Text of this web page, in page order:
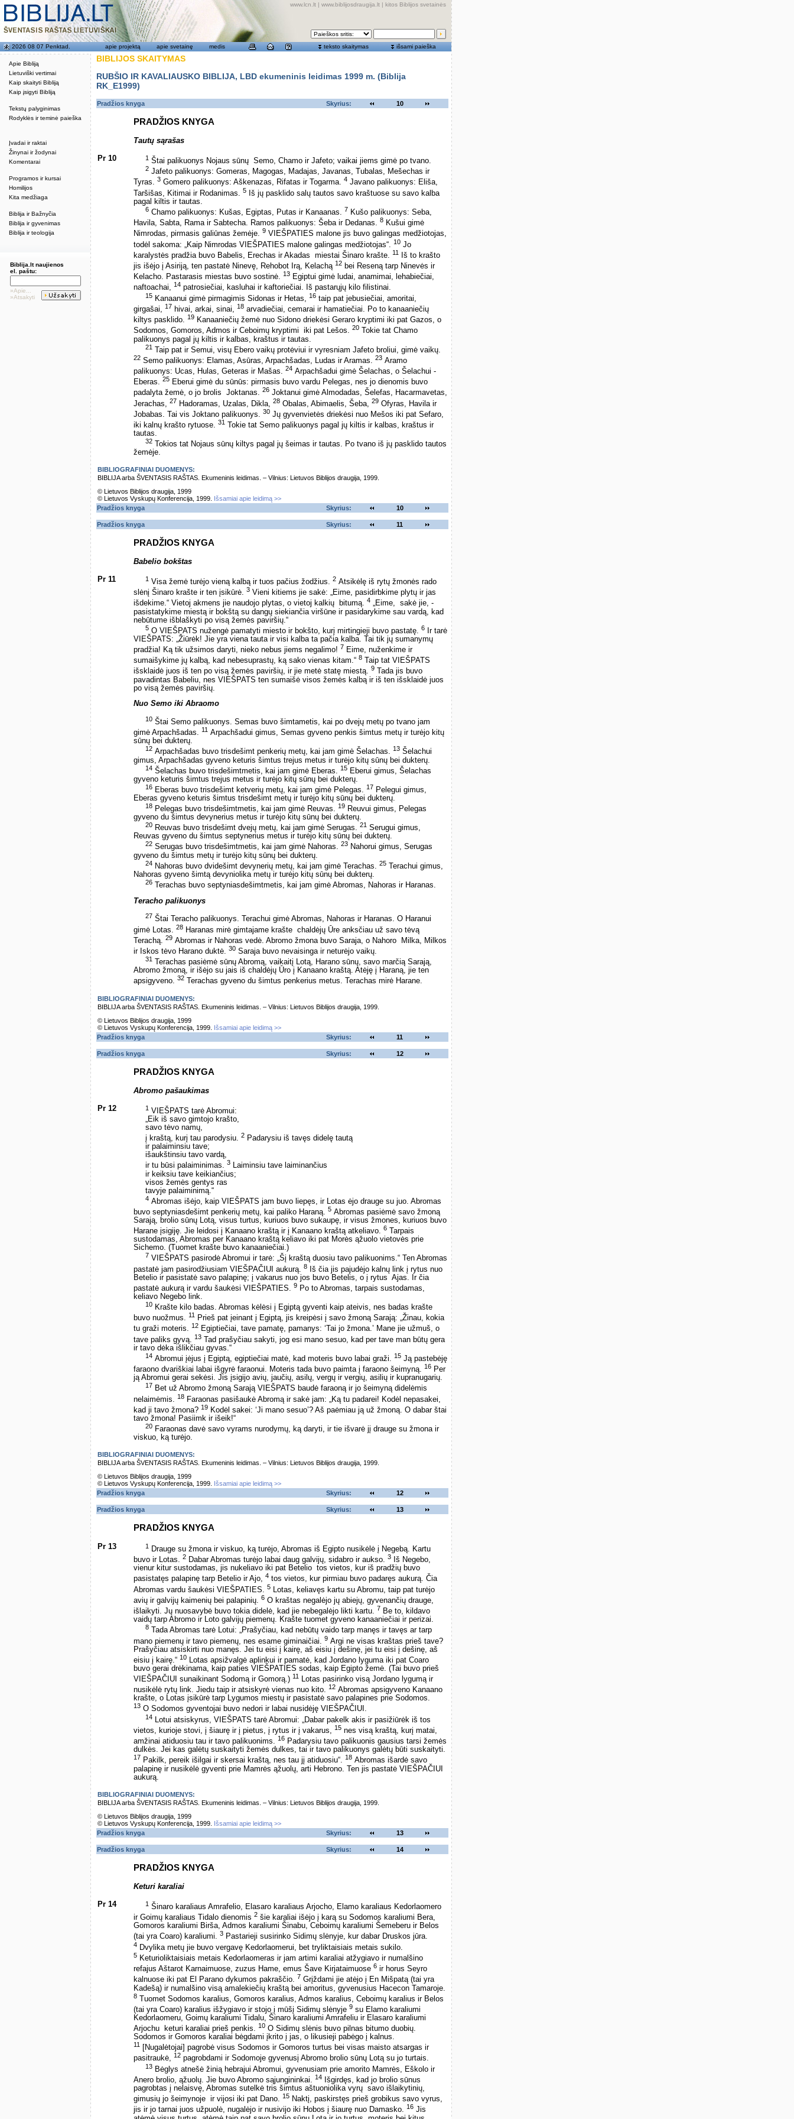
Apie Bibliją
Lietuviški vertimai
Kaip skaityti Bibliją
Kaip įsigyti Bibliją
Tekstų palyginimas
Rodyklės ir teminė paieška
Įvadai ir raktai
Žinynai ir žodynai
Komentarai
Programos ir kursai
Homilijos
Kita medžiaga
Biblija ir Bažnyčia
Biblija ir gyvenimas
Biblija ir teologija
www.lcn.lt | www.biblijosdraugija.lt | kitos Biblijos svetainės
2026 08 07 Penktad. apie projektą apie svetainę medis teksto skaitymas išsami paieška
Biblija.lt naujienos
el. paštu:
»Apie...
»Atsakyti
BIBLIJOS SKAITYMAS
RUBŠIO IR KAVALIAUSKO BIBLIJA, LBD ekumeninis leidimas 1999 m. (Biblija
RK_E1999)
Pradžios knyga Skyrius: 10
PRADŽIOS KNYGA
Tautų sąrašas
Pr 10 1 Štai palikuonys Nojaus sūnų ­ Semo, Chamo ir Jafeto; vaikai jiems gimė po tvano.
2 Jafeto palikuonys: Gomeras, Magogas, Madajas, Javanas, Tubalas, Mešechas ir
Tyras. 3 Gomero palikuonys: Aškenazas, Rifatas ir Togarma. 4 Javano palikuonys: Eliša,
Taršišas, Kitimai ir Rodanimas. 5 Iš jų pasklido salų tautos savo kraštuose su savo kalba
pagal kiltis ir tautas.
6 Chamo palikuonys: Kušas, Egiptas, Putas ir Kanaanas. 7 Kušo palikuonys: Seba,
Havila, Sabta, Rama ir Sabtecha. Ramos palikuonys: Šeba ir Dedanas. 8 Kušui gimė
Nimrodas, pirmasis galiūnas žemėje. 9 VIEŠPATIES malone jis buvo galingas medžiotojas,
todėl sakoma: „Kaip Nimrodas VIEŠPATIES malone galingas medžiotojas“.
10 Jo
karalystės pradžia buvo Babelis, Erechas ir Akadas ­ miestai Šinaro krašte. 11
Iš to krašto
jis išėjo į Asiriją, ten pastatė Ninevę, Rehobot Irą, Kelachą 12 bei Reseną tarp Ninevės ir
Kelacho. Pastarasis miestas buvo sostinė. 13 Egiptui gimė ludai, anamimai, lehabiečiai,
naftoachai, 14 patrosiečiai, kasluhai ir kaftoriečiai. Iš pastarųjų kilo filistinai.
15 Kanaanui gimė pirmagimis Sidonas ir Hetas, 16 taip pat jebusiečiai, amoritai,
girgašai, 17 hivai, arkai, sinai, 18 arvadiečiai, cemarai ir hamatiečiai. Po to kanaaniečių
kiltys pasklido. 19 Kanaaniečių žemė nuo Sidono driekėsi Geraro kryptimi iki pat Gazos, o
Sodomos, Gomoros, Admos ir Ceboimų kryptimi ­ iki pat Lešos. 20 Tokie tat Chamo
palikuonys pagal jų kiltis ir kalbas, kraštus ir tautas.
21 Taip pat ir Semui, visų Ebero vaikų protėviui ir vyresniam Jafeto broliui, gimė vaikų.
22 Semo palikuonys: Elamas, Asūras, Arpachšadas, Ludas ir Aramas. 23 Aramo
palikuonys: Ucas, Hulas, Geteras ir Mašas. 24 Arpachšadui gimė Šelachas, o Šelachui ­
Eberas. 25 Eberui gimė du sūnūs: pirmasis buvo vardu Pelegas, nes jo dienomis buvo
padalyta žemė, o jo brolis ­ Joktanas. 26 Joktanui gimė Almodadas, Šelefas, Hacarmavetas,
Jerachas, 27 Hadoramas, Uzalas, Dikla, 28 Obalas, Abimaelis, Šeba, 29 Ofyras, Havila ir
Jobabas. Tai vis Joktano palikuonys. 30 Jų gyvenvietės driekėsi nuo Mešos iki pat Sefaro,
iki kalnų krašto rytuose. 31
Tokie tat Semo palikuonys pagal jų kiltis ir kalbas, kraštus ir
tautas.
32 Tokios tat Nojaus sūnų kiltys pagal jų šeimas ir tautas. Po tvano iš jų pasklido tautos
žemėje.
BIBLIOGRAFINIAI DUOMENYS:
BIBLIJA arba ŠVENTASIS RAŠTAS. Ekumeninis leidimas. – Vilnius: Lietuvos Biblijos draugija, 1999.
© Lietuvos Biblijos draugija, 1999
© Lietuvos Vyskupų Konferencija, 1999.
Išsamiai apie leidimą >>
Pradžios knyga
Skyrius: 10
Pradžios knyga Skyrius: 11
PRADŽIOS KNYGA
Babelio bokštas
Pr 11 1 Visa žemė turėjo vieną kalbą ir tuos pačius žodžius. 2 Atsikėlę iš rytų žmonės rado
slėnį Šinaro krašte ir ten įsikūrė. 3 Vieni kitiems jie sakė: „Eime, pasidirbkime plytų ir jas
išdekime.“ Vietoj akmens jie naudojo plytas, o vietoj kalkių ­ bitumą. 4 „Eime, ­ sakė jie, ­
pasistatykime miestą ir bokštą su dangų siekiančia viršūne ir pasidarykime sau vardą, kad
nebūtume išblaškyti po visą žemės paviršių.“
5 O VIEŠPATS nužengė pamatyti miesto ir bokšto, kurį mirtingieji buvo pastatę. 6 Ir tarė
VIEŠPATS: „Žiūrėk! Jie yra viena tauta ir visi kalba ta pačia kalba. Tai tik jų sumanymų
pradžia! Ką tik užsimos daryti, nieko nebus jiems negalimo! 7 Eime, nuženkime ir
sumaišykime jų kalbą, kad nebesuprastų, ką sako vienas kitam.“ 8 Taip tat VIEŠPATS
išsklaidė juos iš ten po visą žemės paviršių, ir jie metė statę miestą. 9 Tada jis buvo
pavadintas Babeliu, nes VIEŠPATS ten sumaišė visos žemės kalbą ir iš ten išsklaidė juos
po visą žemės paviršių.
Nuo Semo iki Abraomo
10 Štai Semo palikuonys. Semas buvo šimtametis, kai po dvejų metų po tvano jam
gimė Arpachšadas. 11 Arpachšadui gimus, Semas gyveno penkis šimtus metų ir turėjo kitų
sūnų bei dukterų.
12 Arpachšadas buvo trisdešimt penkerių metų, kai jam gimė Šelachas. 13 Šelachui
gimus, Arpachšadas gyveno keturis šimtus trejus metus ir turėjo kitų sūnų bei dukterų.
14 Šelachas buvo trisdešimtmetis, kai jam gimė Eberas. 15 Eberui gimus, Šelachas
gyveno keturis šimtus trejus metus ir turėjo kitų sūnų bei dukterų.
16 Eberas buvo trisdešimt ketverių metų, kai jam gimė Pelegas. 17 Pelegui gimus,
Eberas gyveno keturis šimtus trisdešimt metų ir turėjo kitų sūnų bei dukterų.
18 Pelegas buvo trisdešimtmetis, kai jam gimė Reuvas. 19 Reuvui gimus, Pelegas
gyveno du šimtus devynerius metus ir turėjo kitų sūnų bei dukterų.
20 Reuvas buvo trisdešimt dvejų metų, kai jam gimė Serugas. 21 Serugui gimus,
Reuvas gyveno du šimtus septynerius metus ir turėjo kitų sūnų bei dukterų.
22 Serugas buvo trisdešimtmetis, kai jam gimė Nahoras. 23 Nahorui gimus, Serugas
gyveno du šimtus metų ir turėjo kitų sūnų bei dukterų.
24 Nahoras buvo dvidešimt devynerių metų, kai jam gimė Terachas. 25 Terachui gimus,
Nahoras gyveno šimtą devyniolika metų ir turėjo kitų sūnų bei dukterų.
26 Terachas buvo septyniasdešimtmetis, kai jam gimė Abromas, Nahoras ir Haranas.
Teracho palikuonys
27 Štai Teracho palikuonys. Terachui gimė Abromas, Nahoras ir Haranas. O Haranui
gimė Lotas. 28 Haranas mirė gimtajame krašte ­ chaldėjų Ūre anksčiau už savo tėvą
Terachą. 29 Abromas ir Nahoras vedė. Abromo žmona buvo Saraja, o Nahoro ­ Milka, Milkos
ir Iskos tėvo Harano duktė. 30 Saraja buvo nevaisinga ir neturėjo vaikų.
31
Terachas pasiėmė sūnų Abromą, vaikaitį Lotą, Harano sūnų, savo marčią Sarają,
Abromo žmoną, ir išėjo su jais iš chaldėjų Ūro į Kanaano kraštą. Atėję į Haraną, jie ten
apsigyveno. 32 Terachas gyveno du šimtus penkerius metus. Terachas mirė Harane.
BIBLIOGRAFINIAI DUOMENYS:
BIBLIJA arba ŠVENTASIS RAŠTAS. Ekumeninis leidimas. – Vilnius: Lietuvos Biblijos draugija, 1999.
© Lietuvos Biblijos draugija, 1999
© Lietuvos Vyskupų Konferencija, 1999.
Išsamiai apie leidimą >>
Pradžios knyga
Skyrius: 11
Pradžios knyga Skyrius: 12
PRADŽIOS KNYGA
Abromo pašaukimas
Pr 12 1 VIEŠPATS tarė Abromui:
„Eik iš savo gimtojo krašto,
savo tėvo namų,
į kraštą, kurį tau parodysiu. 2 Padarysiu iš tavęs didelę tautą
ir palaiminsiu tave;
išaukštinsiu tavo vardą,
ir tu būsi palaiminimas. 3 Laiminsiu tave laiminančius
ir keiksiu tave keikiančius;
visos žemės gentys ras
tavyje palaiminimą.“
4 Abromas išėjo, kaip VIEŠPATS jam buvo liepęs, ir Lotas ėjo drauge su juo. Abromas
buvo septyniasdešimt penkerių metų, kai paliko Haraną. 5 Abromas pasiėmė savo žmoną
Sarają, brolio sūnų Lotą, visus turtus, kuriuos buvo sukaupę, ir visus žmones, kuriuos buvo
Harane įsigiję. Jie leidosi į Kanaano kraštą ir į Kanaano kraštą atkeliavo. 6 Tarpais
sustodamas, Abromas per Kanaano kraštą keliavo iki pat Morės ąžuolo vietovės prie
Sichemo. (Tuomet krašte buvo kanaaniečiai.)
7 VIEŠPATS pasirodė Abromui ir tarė: „Šį kraštą duosiu tavo palikuonims.“ Ten Abromas
pastatė jam pasirodžiusiam VIEŠPAČIUI aukurą. 8 Iš čia jis pajudėjo kalnų link į rytus nuo
Betelio ir pasistatė savo palapinę; į vakarus nuo jos buvo Betelis, o į rytus ­ Ajas. Ir čia
pastatė aukurą ir vardu šaukėsi VIEŠPATIES. 9 Po to Abromas, tarpais sustodamas,
keliavo Negebo link.
10 Krašte kilo badas. Abromas kėlėsi į Egiptą gyventi kaip ateivis, nes badas krašte
buvo nuožmus. 11
Prieš pat įeinant į Egiptą, jis kreipėsi į savo žmoną Sarają: „Žinau, kokia
tu graži moteris. 12 Egiptiečiai, tave pamatę, pamanys: ‘Tai jo žmona.’ Mane jie užmuš, o
tave paliks gyvą. 13 Tad prašyčiau sakyti, jog esi mano sesuo, kad per tave man būtų gera
ir tavo dėka išlikčiau gyvas.“
14 Abromui įėjus į Egiptą, egiptiečiai matė, kad moteris buvo labai graži. 15 Ją pastebėję
faraono dvariškiai labai išgyrė faraonui. Moteris tada buvo paimta į faraono šeimyną. 16 Per
ją Abromui gerai sekėsi. Jis įsigijo avių, jaučių, asilų, vergų ir vergių, asilių ir kupranugarių.
17 Bet už Abromo žmoną Sarają VIEŠPATS baudė faraoną ir jo šeimyną didelėmis
nelaimėmis.
18 Faraonas pasišaukė Abromą ir sakė jam: „Ką tu padarei! Kodėl nepasakei,
kad ji tavo žmona? 19 Kodėl sakei: ‘Ji mano sesuo’? Aš paėmiau ją už žmoną. O dabar štai
tavo žmona! Pasiimk ir išeik!“
20 Faraonas davė savo vyrams nurodymų, ką daryti, ir tie išvarė jį drauge su žmona ir
viskuo, ką turėjo.
BIBLIOGRAFINIAI DUOMENYS:
BIBLIJA arba ŠVENTASIS RAŠTAS. Ekumeninis leidimas. – Vilnius: Lietuvos Biblijos draugija, 1999.
© Lietuvos Biblijos draugija, 1999
© Lietuvos Vyskupų Konferencija, 1999.
Išsamiai apie leidimą >>
Pradžios knyga
Skyrius: 12
Pradžios knyga Skyrius: 13
PRADŽIOS KNYGA
Pr 13 1
Drauge su žmona ir viskuo, ką turėjo, Abromas iš Egipto nusikėlė į Negebą. Kartu
buvo ir Lotas. 2 Dabar Abromas turėjo labai daug galvijų, sidabro ir aukso. 3 Iš Negebo,
vienur kitur sustodamas, jis nukeliavo iki pat Betelio ­ tos vietos, kur iš pradžių buvo
pasistatęs palapinę tarp Betelio ir Ajo, 4 tos vietos, kur pirmiau buvo padaręs aukurą. Čia
Abromas vardu šaukėsi VIEŠPATIES. 5 Lotas, keliavęs kartu su Abromu, taip pat turėjo
avių ir galvijų kaimenių bei palapinių. 6 O kraštas negalėjo jų abiejų, gyvenančių drauge,
išlaikyti. Jų nuosavybė buvo tokia didelė, kad jie nebegalėjo likti kartu. 7 Be to, kildavo
vaidų tarp Abromo ir Loto galvijų piemenų. Krašte tuomet gyveno kanaaniečiai ir perizai.
8 Tada Abromas tarė Lotui: „Prašyčiau, kad nebūtų vaido tarp manęs ir tavęs ar tarp
mano piemenų ir tavo piemenų, nes esame giminaičiai. 9 Argi ne visas kraštas prieš tave?
Prašyčiau atsiskirti nuo manęs. Jei tu eisi į kairę, aš eisiu į dešinę, jei tu eisi į dešinę, aš
eisiu į kairę.“ 10 Lotas apsižvalgė aplinkui ir pamatė, kad Jordano lyguma iki pat Coaro
buvo gerai drėkinama, kaip paties VIEŠPATIES sodas, kaip Egipto žemė. (Tai buvo prieš
VIEŠPAČIUI sunaikinant Sodomą ir Gomorą.) 11
Lotas pasirinko visą Jordano lygumą ir
nusikėlė rytų link. Jiedu taip ir atsiskyrė vienas nuo kito. 12 Abromas apsigyveno Kanaano
krašte, o Lotas įsikūrė tarp Lygumos miestų ir pasistatė savo palapines prie Sodomos.
13 O Sodomos gyventojai buvo nedori ir labai nusidėję VIEŠPAČIUI.
14 Lotui atsiskyrus, VIEŠPATS tarė Abromui: „Dabar pakelk akis ir pasižiūrėk iš tos
vietos, kurioje stovi, į šiaurę ir į pietus, į rytus ir į vakarus, 15 nes visą kraštą, kurį matai,
amžinai atiduosiu tau ir tavo palikuonims. 16 Padarysiu tavo palikuonis gausius tarsi žemės
dulkės. Jei kas galėtų suskaityti žemės dulkes, tai ir tavo palikuonys galėtų būti suskaityti.
17 Pakilk, pereik išilgai ir skersai kraštą, nes tau jį atiduosiu“. 18 Abromas išardė savo
palapinę ir nusikėlė gyventi prie Mamrės ąžuolų, arti Hebrono. Ten jis pastatė VIEŠPAČIUI
aukurą.
BIBLIOGRAFINIAI DUOMENYS:
BIBLIJA arba ŠVENTASIS RAŠTAS. Ekumeninis leidimas. – Vilnius: Lietuvos Biblijos draugija, 1999.
© Lietuvos Biblijos draugija, 1999
© Lietuvos Vyskupų Konferencija, 1999.
Išsamiai apie leidimą >>
Pradžios knyga
Skyrius: 13
Pradžios knyga Skyrius: 14
PRADŽIOS KNYGA
Keturi karaliai
Pr 14 1 Šinaro karaliaus Amrafelio, Elasaro karaliaus Arjocho, Elamo karaliaus Kedorlaomero
ir Goimų karaliaus Tidalo dienomis 2 šie karaliai išėjo į karą su Sodomos karaliumi Bera,
Gomoros karaliumi Birša, Admos karaliumi Šinabu, Ceboimų karaliumi Šemeberu ir Belos
(tai yra Coaro) karaliumi. 3 Pastarieji susirinko Sidimų slėnyje, kur dabar Druskos jūra.
4 Dvylika metų jie buvo vergavę Kedorlaomerui, bet tryliktaisiais metais sukilo.
5 Keturioliktaisiais metais Kedorlaomeras ir jam artimi karaliai atžygiavo ir numalšino
refajus Aštarot Karnaimuose, zuzus Hame, emus Šave Kirjataimuose 6 ir horus Seyro
kalnuose iki pat El Parano dykumos pakraščio. 7 Grįždami jie atėjo į En Mišpatą (tai yra
Kadešą) ir numalšino visą amalekiečių kraštą bei amoritus, gyvenusius Hacecon Tamaroje.
8 Tuomet Sodomos karalius, Gomoros karalius, Admos karalius, Ceboimų karalius ir Belos
(tai yra Coaro) karalius išžygiavo ir stojo į mūšį Sidimų slėnyje 9 su Elamo karaliumi
Kedorlaomeru, Goimų karaliumi Tidalu, Šinaro karaliumi Amrafeliu ir Elasaro karaliumi
Arjochu ­ keturi karaliai prieš penkis. 10 O Sidimų slėnis buvo pilnas bitumo duobių.
Sodomos ir Gomoros karaliai bėgdami įkrito į jas, o likusieji pabėgo į kalnus.
11
[Nugalėtojai] pagrobė visus Sodomos ir Gomoros turtus bei visas maisto atsargas ir
pasitraukė, 12 pagrobdami ir Sodomoje gyvenusį Abromo brolio sūnų Lotą su jo turtais.
13 Bėglys atnešė žinią hebrajui Abromui, gyvenusiam prie amorito Mamrės, Eškolo ir
Anero brolio, ąžuolų. Jie buvo Abromo sąjungininkai. 14 Išgirdęs, kad jo brolio sūnus
pagrobtas į nelaisvę, Abromas sutelkė tris šimtus aštuoniolika vyrų ­ savo išlaikytinių,
gimusių jo šeimynoje ­ ir vijosi iki pat Dano. 15 Naktį, paskirstęs prieš grobikus savo vyrus,
jis ir jo tarnai juos užpuolė, nugalėjo ir nusivijo iki Hobos į šiaurę nuo Damasko. 16 Jis